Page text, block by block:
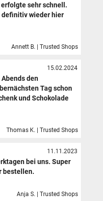
sehr schnell.
definitiv wieder hier
Annett B. | Trusted Shops
15.02.2024
den
Tag schon
und Schokolade
Thomas K. | Trusted Shops
11.11.2023
bei uns. Super
bestellen.
Anja S. | Trusted Shops